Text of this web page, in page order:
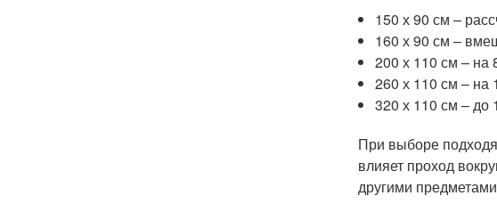
150 х 90 см –
160 х 90 см –
200 х 110 см – на
260 х 110 см – на
320 х 110 см – до
При выборе
влияет проход
другими